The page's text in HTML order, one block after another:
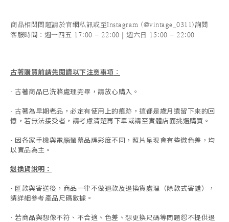
商品相關問題請於官網私訊或至Instagram (@vintage_0311)詢問
客服時間 ：週一四五 17:00 - 22:00 | 週六日 15:00 - 22:00
古著購買前請先閱讀以下注意事項 ：
- 古著商品已洗滌處理完畢，請放心購入。
- 古著為早期老品，必定有使用上的痕跡，這都是歲月遺留下來的回
憶，若無法接受者，請考慮清楚再下單或請至實體店面挑選購買。
- 因各家手機與電腦螢幕品牌彩度不同，照片呈現會有些微色差，均
以實品為主。
退換貨說明：
- 匯款與寄送後，商品一律不做退款及退換貨處理（除款式寄錯），
請詳細參考產品尺碼數據 。
- 若商品與想像不符、不合適、色差、想更換尺碼等問題恕不提供退